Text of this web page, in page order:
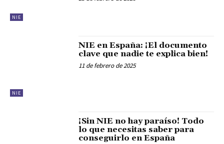
NIE
NIE
NIE en España: ¡El documento
clave que nadie te explica bien!
11 de febrero de 2025
¡Sin NIE no hay paraíso! Todo
lo que necesitas saber para
conseguirlo en España